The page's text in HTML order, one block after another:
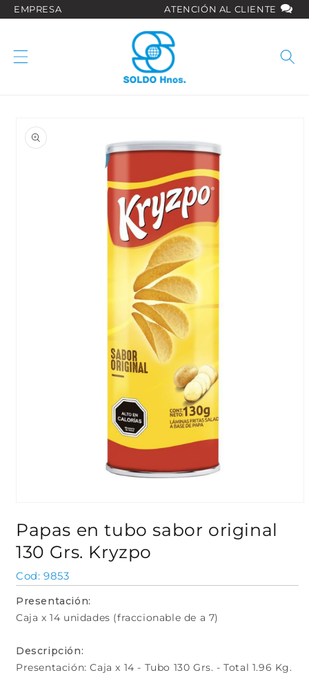
directamente
EMPRESA ATENCIÓN AL CLIENTE
información
multimedia
1
en
una
modal
Papas en tubo sabor original
130 Grs. Kryzpo
SKU:
9853
Presentación:
Caja x 14 unidades (fraccionable de a 7)
Descripción:
Presentación: Caja x 14 - Tubo 130 Grs. - Total 1.96 Kg.